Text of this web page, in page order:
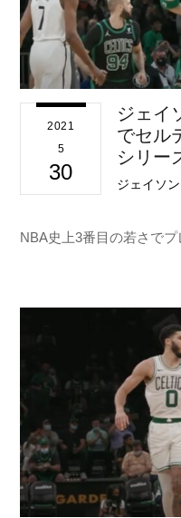
2021
5
30
ジェイ
でセル
シリー
ジェイソ
NBA史上3番目の若さで